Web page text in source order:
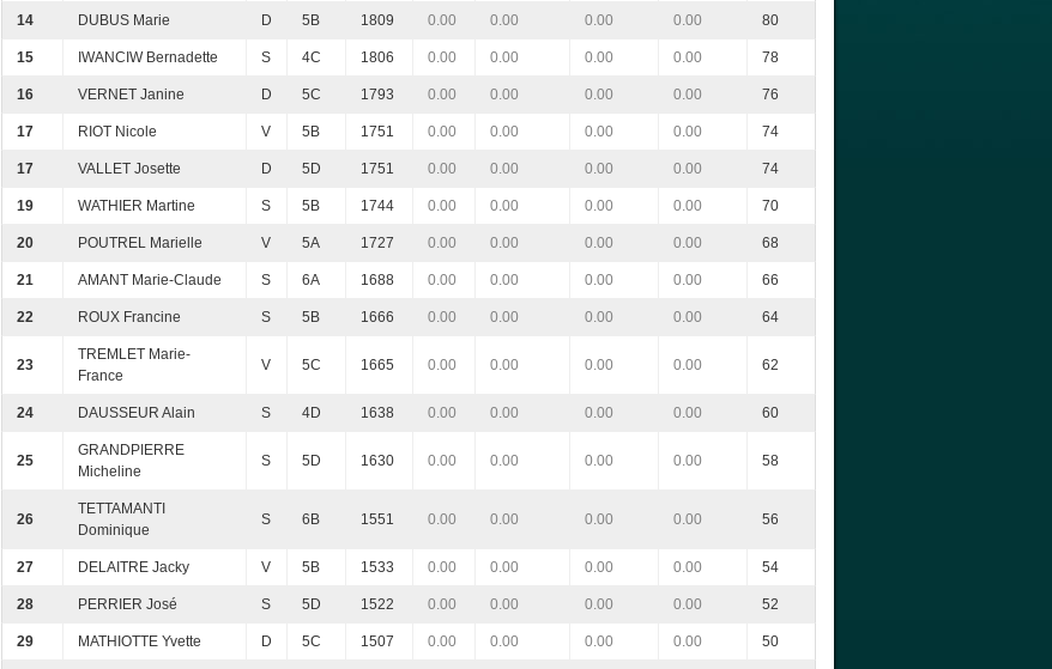
14 DUBUS Marie D 5B 1809 0.00 0.00 0.00 0.00 80
15 IWANCIW Bernadette S 4C 1806 0.00 0.00 0.00 0.00 78
16 VERNET Janine D 5C 1793 0.00 0.00 0.00 0.00 76
17 RIOT Nicole V 5B 1751 0.00 0.00 0.00 0.00 74
17 VALLET Josette D 5D 1751 0.00 0.00 0.00 0.00 74
19 WATHIER Martine S 5B 1744 0.00 0.00 0.00 0.00 70
20 POUTREL Marielle V 5A 1727 0.00 0.00 0.00 0.00 68
21 AMANT Marie-Claude S 6A 1688 0.00 0.00 0.00 0.00 66
22 ROUX Francine S 5B 1666 0.00 0.00 0.00 0.00 64
23
TREMLET Marie-
France
V 5C 1665 0.00 0.00 0.00 0.00 62
24 DAUSSEUR Alain S 4D 1638 0.00 0.00 0.00 0.00 60
25
GRANDPIERRE
Micheline
S 5D 1630 0.00 0.00 0.00 0.00 58
26
TETTAMANTI
Dominique
S 6B 1551 0.00 0.00 0.00 0.00 56
27 DELAITRE Jacky V 5B 1533 0.00 0.00 0.00 0.00 54
28 PERRIER José S 5D 1522 0.00 0.00 0.00 0.00 52
29 MATHIOTTE Yvette D 5C 1507 0.00 0.00 0.00 0.00 50